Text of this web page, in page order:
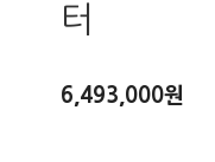
터
6,493,000원